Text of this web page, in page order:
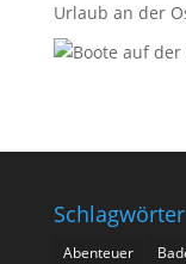
Urlaub an der
Schlagwörter
Abenteuer